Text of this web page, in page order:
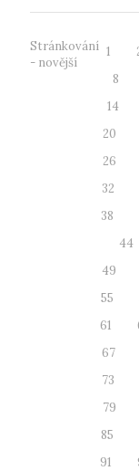
Stránkování
- novější
1
8
14
20
26
32
38
44
49
55
61
67
73
79
85
91